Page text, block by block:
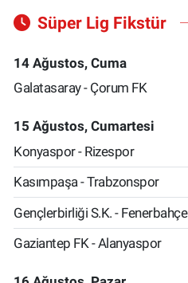
Süper Lig Fikstür
14 Ağustos, Cuma
Galatasaray - Çorum FK
15 Ağustos, Cumartesi
Konyaspor - Rizespor
Kasımpaşa - Trabzonspor
Gençlerbirliği S.K. - Fenerbahçe
Gaziantep FK - Alanyaspor